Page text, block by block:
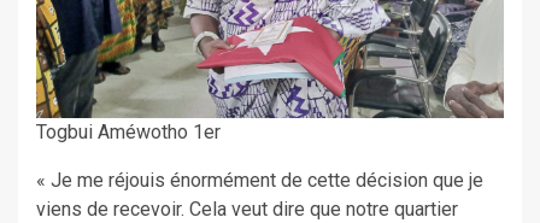
Togbui Améwotho 1er
« Je me réjouis énormément de cette décision que je
viens de recevoir. Cela veut dire que notre quartier